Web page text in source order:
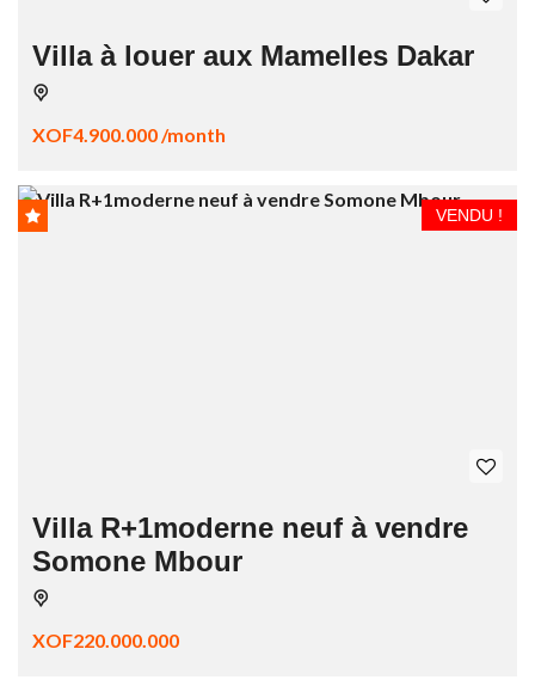
Villa à louer aux Mamelles Dakar
XOF4.900.000 /month
VENDU !
Villa R+1moderne neuf à vendre
Somone Mbour
XOF220.000.000